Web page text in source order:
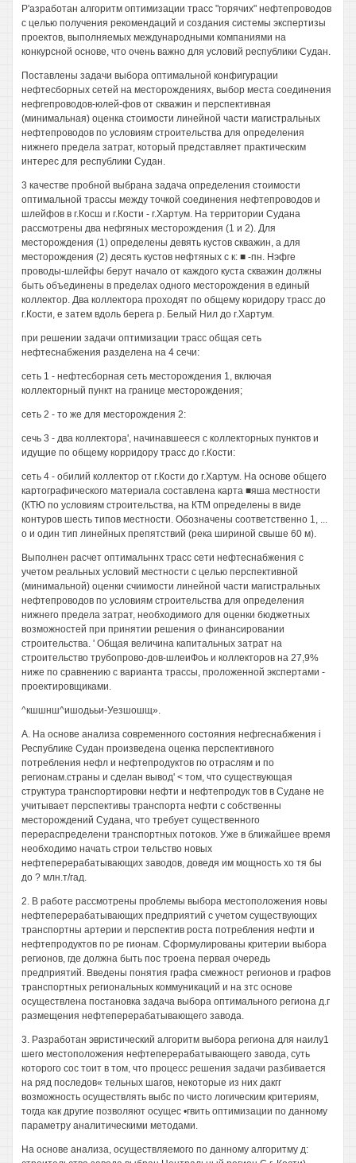
Р'азработан алгоритм оптимизации трасс "горячих" нефтепроводов
с целью получения рекомендаций и создания системы экспертизы
проектов, выполняемых международными компаниями на
конкурсной основе, что очень важно для условий республики Судан.
Поставлены задачи выбора оптимальной конфигурации
нефтесборных сетей на месторождениях, выбор места соединения
нефгепроводов-юлей-фов от скважин и перспективная
(минимальная) оценка стоимости линейной части магистральных
нефтепроводов по условиям строительства для определения
нижнего предела затрат, который представляет практическим
интерес для республики Судан.
3 качестве пробной выбрана задача определения стоимости
оптимальной трассы между точкой соединения нефтепроводов и
шлейфов в г.Косш и г.Кости - г.Хартум. На территории Судана
рассмотрены два нефгяных месторождения (1 и 2). Для
месторождения (1) определены девять кустов скважин, а для
месторождения (2) десять кустов нефтяных с к: ■ -пн. Нэфге
проводы-шлейфы берут начало от каждого куста скважин должны
быть объединены в пределах одного месторождения в единый
коллектор. Два коллектора проходят по общему коридору трасс до
г.Кости, е затем вдоль берега р. Белый Нил до г.Хартум.
при решении задачи оптимизации трасс общая сеть
нефтеснабжения разделена на 4 сечи:
сеть 1 - нефтесборная сеть месторождения 1, включая
коллекторный пункт на границе месторождения;
сеть 2 - то же для месторождения 2:
сечь 3 - два коллектора', начинавшееся с коллекторных пунктов и
идущие по общему корридору трасс до г.Кости:
сеть 4 - обилий коллектор от г.Кости до г.Хартум. На основе общего
картографического материала составлена карта ■яша местности
(КТЮ по условиям строительства, на КТМ определены в виде
контуров шесть типов местности. Обозначены соответственно 1, ...
о и один тип линейных препятствий (река шириной свыше 60 м).
Выполнен расчет оптимальннх трасс сети нефтеснабжения с
учетом реальных условий местности с целью перспективной
(минимальной) оценки счиимости линейной части магистральных
нефтепроводов по условиям строительства для определения
нижнего предела затрат, необходимого для оценки бюджетных
возможностей при принятии решения о финансировании
строительства. ' Общая величина капитальных затрат на
строительство трубопрово-дов-шлеиФоь и коллекторов на 27,9%
ниже по сравнению с варианта трассы, проложенной экспертами -
проектировщиками.
^кшшнш^ишодььи-Уезшошщ».
А. На основе анализа современного состояния нефгеснабжения i
Республике Судан произведена оценка перспективного
потребления нефл и нефтепродуктов гю отраслям и по
регионам.страны и сделан вывод' < том, что существующая
структура транспортировки нефти и нефтепродук тов в Судане не
учитывает перспективы транспорта нефти с собственны
месторождений Судана, что требует существенного
перераспределени транспортных потоков. Уже в ближайшее время
необходимо начать строи тельство новых
нефтеперерабатывающих заводов, доведя им мощность хо тя бы
до ? млн.т/гад.
2. В работе рассмотрены проблемы выбора местоположения новы
нефтеперерабатывающих предприятий с учетом существующих
транспортны артерии и перспектив роста потребления нефти и
нефтепродуктов по ре гионам. Сформулированы критерии выбора
регионов, где должна быть пос троена первая очередь
предприятий. Введены понятия графа смежност регионов и графов
транспортных региональных коммуникаций и на зтс основе
осуществлена постановка задача выбора оптимального региона д.г
размещения нефтеперерабатывающего завода.
3. Разработан эвристический алгоритм выбора региона для наилу1
шего местоположения нефтеперерабатывающего завода, суть
которого сос тоит в том, что процесс решения задачи разбивается
на ряд последов« тельных шагов, некоторые из них дакгг
возможность осуществлять выбс по чисто логическим критериям,
тогда как другие позволяют осущес •гвить оптимизации по данному
параметру аналитическими методами.
На основе анализа, осуществляемого по данному алгоритму д: